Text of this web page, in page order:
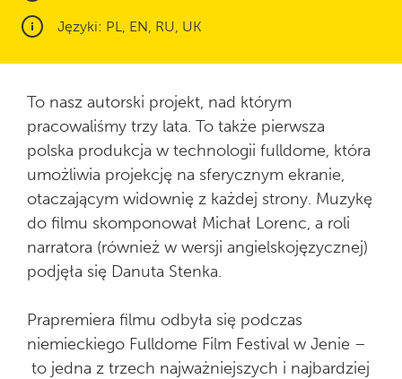
Języki: PL, EN, RU, UK
To nasz autorski projekt, nad którym
pracowaliśmy trzy lata. To także pierwsza
polska produkcja w technologii fulldome, która
umożliwia projekcję na sferycznym ekranie,
otaczającym widownię z każdej strony. Muzykę
do filmu skomponował Michał Lorenc, a roli
narratora (również w wersji angielskojęzycznej)
podjęła się Danuta Stenka.
Prapremiera filmu odbyła się podczas
niemieckiego Fulldome Film Festival w Jenie –
to jedna z trzech najważniejszych i najbardziej